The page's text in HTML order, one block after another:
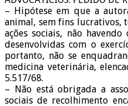
– Hipótese em que a
animal, sem fins lucrativos,
ações sociais, não
desenvolvidas com o
portanto, não se
medicina veterinária,
5.517/68.
– Não está obrigada a
sociais de recolhimento